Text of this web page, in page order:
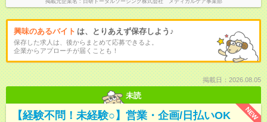
掲載元企業名 日研トータルソーシング株式会社 メディカルケア事業部
興味のあるバイト は、とりあえず保存しよう♪
保存した求人は、後からまとめて応募できるよ。
企業からアプローチが届くことも！
掲載日：2026.08.05
未読
NEW
【経験不問！未経験○】営業・企画/日払いOK